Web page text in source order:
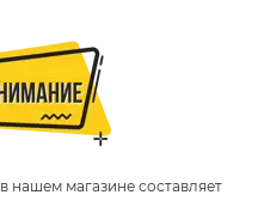
магазине составляет